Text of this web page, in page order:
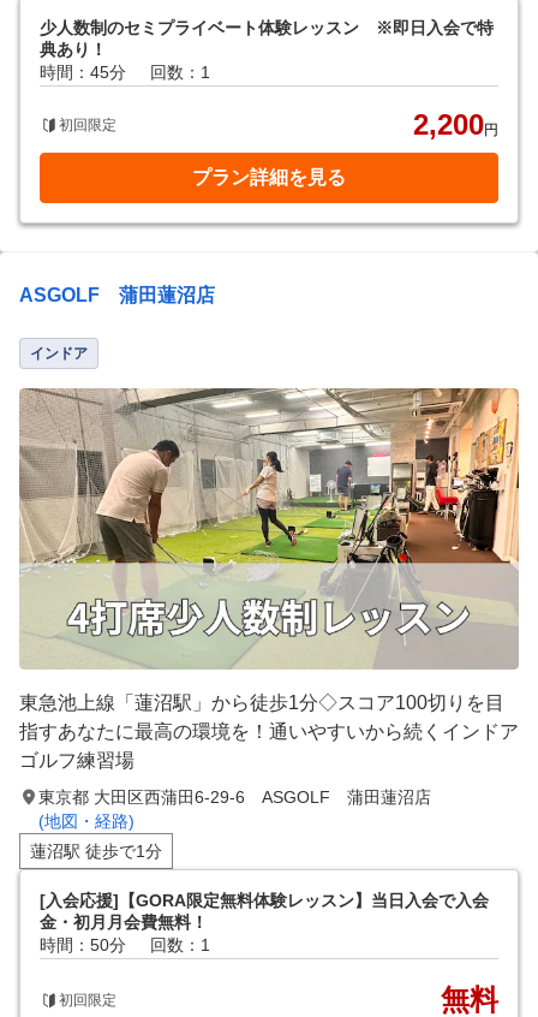
少人数制のセミプライベート体験レッスン ※即日入会で特
典あり！
時間：45分
回数：1
初回限定 2,200円
プラン詳細を見る
ASGOLF 蒲田蓮沼店
インドア
東急池上線「蓮沼駅」から徒歩1分◇スコア100切りを目
指すあなたに最高の環境を！通いやすいから続くインドア
ゴルフ練習場
東京都 大田区西蒲田6-29-6 ASGOLF 蒲田蓮沼店
(地図・経路)
蓮沼駅 徒歩で1分
[入会応援]【GORA限定無料体験レッスン】当日入会で入会
金・初月月会費無料！
時間：50分
回数：1
初回限定 無料